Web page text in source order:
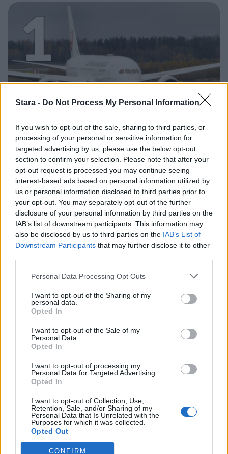
Stara - Do Not Process My Personal Information
If you wish to opt-out of the sale, sharing to third parties, or
processing of your personal or sensitive information for
targeted advertising by us, please use the below opt-out
section to confirm your selection. Please note that after your
opt-out request is processed you may continue seeing
interest-based ads based on personal information utilized by
us or personal information disclosed to third parties prior to
your opt-out. You may separately opt-out of the further
disclosure of your personal information by third parties on the
IAB’s list of downstream participants. This information may
also be disclosed by us to third parties on the IAB’s List of
Downstream Participants that may further disclose it to other
Personal Data Processing Opt Outs
I want to opt-out of the Sharing of my
personal data.
Opted In
I want to opt-out of the Sale of my
Personal Data.
Opted In
I want to opt-out of processing my
Personal Data for Targeted Advertising.
Opted In
I want to opt-out of Collection, Use,
Retention, Sale, and/or Sharing of my
Personal Data that Is Unrelated with the
Purposes for which it was collected.
Opted Out
CONFIRM
1
MATKAILU
Maailman eniten matkustaneet
valitsivat suosikkikohteensa –
yllättävä voittaja
2
Kela voi leikata tukia
ulkomaanmatkan vuoksi
3